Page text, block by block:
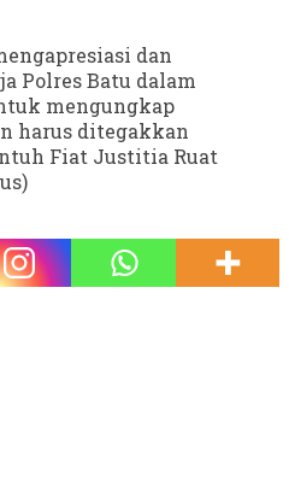
dan
Polres Batu dalam
mengungkap
harus ditegakkan
Fiat Justitia Ruat